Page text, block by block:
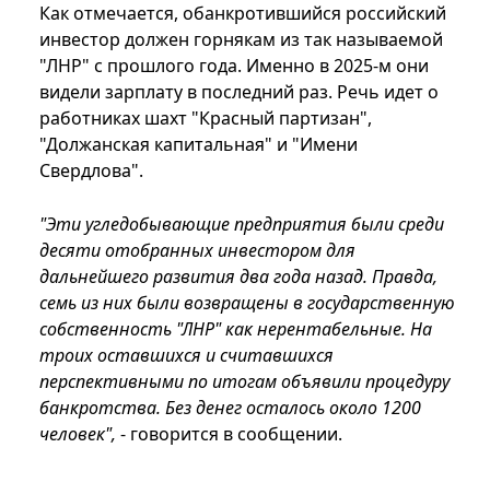
Как отмечается, обанкротившийся российский
инвестор должен горнякам из так называемой
"ЛНР" с прошлого года. Именно в 2025-м они
видели зарплату в последний раз. Речь идет о
работниках шахт "Красный партизан",
"Должанская капитальная" и "Имени
Свердлова".
"Эти угледобывающие предприятия были среди
десяти отобранных инвестором для
дальнейшего развития два года назад. Правда,
семь из них были возвращены в государственную
собственность "ЛНР" как нерентабельные. На
троих оставшихся и считавшихся
перспективными по итогам объявили процедуру
банкротства. Без денег осталось около 1200
человек", - говорится в сообщении.